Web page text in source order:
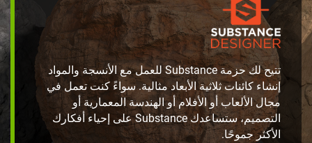
تتيح لك حزمة Substance للعمل مع الأنسجة والمواد
إنشاء كائنات ثلاثية الأبعاد مثالية. سواءً كنت تعمل في
مجال الألعاب أو الأفلام أو الهندسة المعمارية أو
التصميم، ستساعدك Substance على إحياء أفكارك
الأكثر جموحًا.